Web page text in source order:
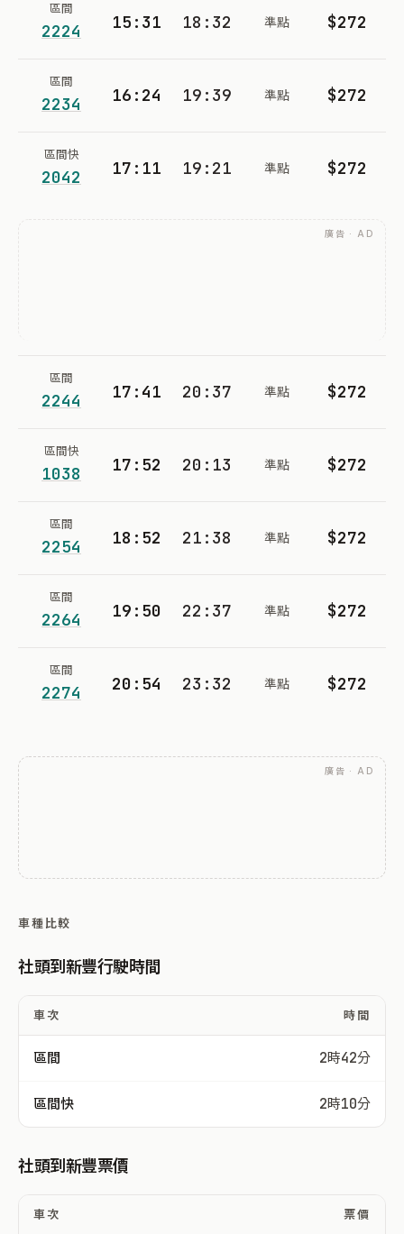
區間
2224 15:31 18:32 準點 $272
區間
2234 16:24 19:39 準點 $272
區間快
2042 17:11 19:21 準點 $272
廣告 · AD
區間
2244 17:41 20:37 準點 $272
區間快
1038 17:52 20:13 準點 $272
區間
2254 18:52 21:38 準點 $272
區間
2264 19:50 22:37 準點 $272
區間
2274 20:54 23:32 準點 $272
廣告 · AD
車種比較
社頭到新豐行駛時間
車次 時間
區間 2時42分
區間快 2時10分
社頭到新豐票價
車次 票價